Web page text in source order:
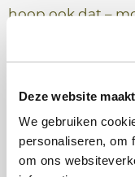
Deze website
We gebruiken
personaliseren, om
om ons
hoop ook dat –
werkgever hier
Mijn begeleidster
fijn gevoel.”
Heb je het
helpt met jouw